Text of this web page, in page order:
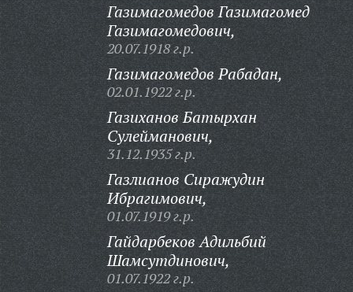
Газимагомедов Газимагомед
Газимагомедович,
20.07.1918 г.р.
Газимагомедов Рабадан,
02.01.1922 г.р.
Газиханов Батырхан
Сулейманович,
31.12.1935 г.р.
Газлианов Сиражудин
Ибрагимович,
01.07.1919 г.р.
Гайдарбеков Адильбий
Шамсутдинович,
01.07.1922 г.р.